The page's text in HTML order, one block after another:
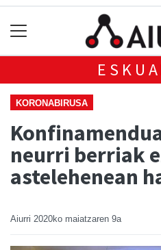
KORONABIRUSA
neurri berriak
astelehenean
Aiurri 2020ko maiatzaren 9a